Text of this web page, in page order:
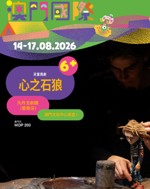
七個打一個！
司警刑事偵查員工作時被毆打搶劫
22/06/2026 29630
播放